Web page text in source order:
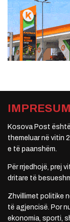
IMPRESUM
Kosova Post
themeluar në vitin
e të paanshëm.
Për rrjedhojë, prej
dritare të
Zhvillimet politike
të agjencisë. Por
ekonomia, sporti,